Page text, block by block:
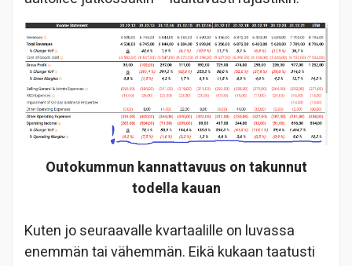
Outokummun kannattavuus on takunnut
todella kauan
Kuten jo seuraavalle kvartaalille on luvassa
enemmän tai vähemmän. Eikä kukaan taatusti